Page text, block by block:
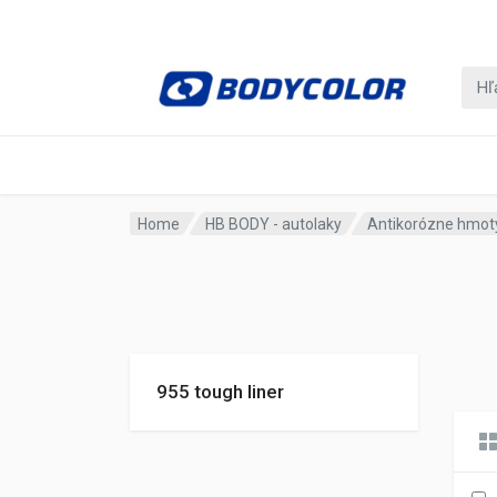
Home HB BODY - autolaky Antikorózne
955 tough liner